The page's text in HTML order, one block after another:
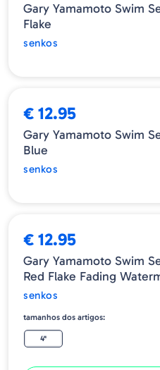
Gary Yamamoto Swim
Flake
senkos
€ 12.95
Gary Yamamoto Swim
Blue
senkos
€ 12.95
Gary Yamamoto Swim
Red Flake Fading
senkos
tamanhos dos artigos:
4"